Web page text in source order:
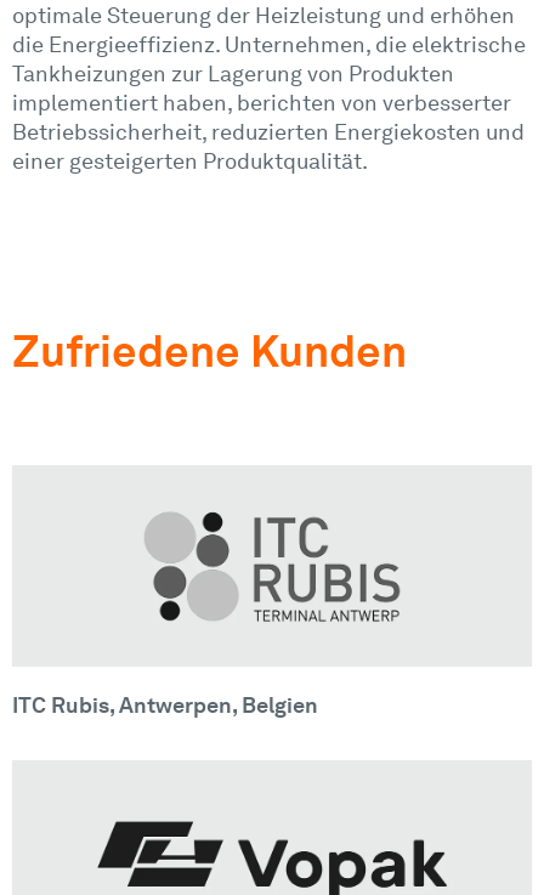
optimale Steuerung der Heizleistung und erhöhen
die Energieeffizienz. Unternehmen, die elektrische
Tankheizungen zur Lagerung von Produkten
implementiert haben, berichten von verbesserter
Betriebssicherheit, reduzierten Energiekosten und
einer gesteigerten Produktqualität.
Zufriedene Kunden
ITC Rubis, Antwerpen, Belgien